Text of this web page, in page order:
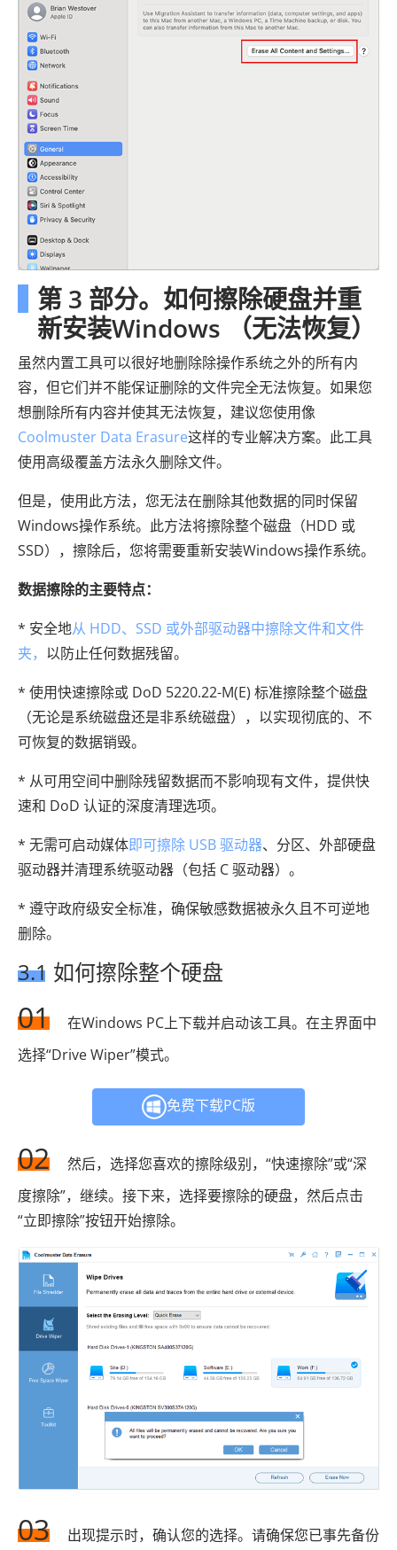
第 3 部分。如何擦除硬盘并重
新安装Windows （无法恢复）
虽然内置工具可以很好地删除除操作系统之外的所有内
容，但它们并不能保证删除的文件完全无法恢复。如果您
想删除所有内容并使其无法恢复，建议您使用像
Coolmuster Data Erasure这样的专业解决方案。此工具
使用高级覆盖方法永久删除文件。
但是，使用此方法，您无法在删除其他数据的同时保留
Windows操作系统。此方法将擦除整个磁盘（HDD 或
SSD），擦除后，您将需要重新安装Windows操作系统。
数据擦除的主要特点：
* 安全地从 HDD、SSD 或外部驱动器中擦除文件和文件
夹， 以防止任何数据残留。
* 使用快速擦除或 DoD 5220.22-M(E) 标准擦除整个磁盘
（无论是系统磁盘还是非系统磁盘），以实现彻底的、不
可恢复的数据销毁。
* 从可用空间中删除残留数据而不影响现有文件，提供快
速和 DoD 认证的深度清理选项。
* 无需可启动媒体即可擦除 USB 驱动器、分区、外部硬盘
驱动器并清理系统驱动器（包括 C 驱动器）。
* 遵守政府级安全标准，确保敏感数据被永久且不可逆地
删除。
3.1 如何擦除整个硬盘
01
在Windows PC上下载并启动该工具。在主界面中
选择“Drive Wiper”模式。
免费下载PC版
02
然后，选择您喜欢的擦除级别，“快速擦除”或“深
度擦除”，继续。接下来，选择要擦除的硬盘，然后点击
“立即擦除”按钮开始擦除。
03
出现提示时，确认您的选择。请确保您已事先备份